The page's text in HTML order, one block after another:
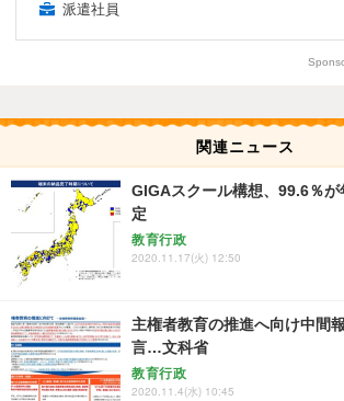
派遣社員
関連ニュース
GIGAスクール構想、99.6％
定
教育行政
2020.11.17(火) 12:50
主権者教育の推進へ向け中間
言…文科省
教育行政
2020.11.4(水) 10:45